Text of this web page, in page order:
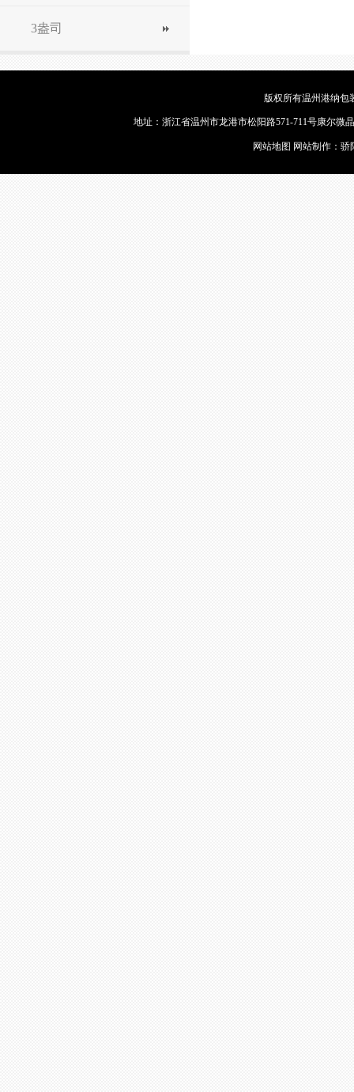
3盎司
版权所有温州港纳包
地址：浙江省温州市龙港市松阳路571-711号康尔微
网站地图 网站制作： 骄